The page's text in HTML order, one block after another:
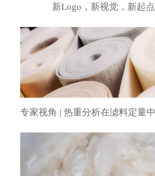
新Logo，新视觉，新起点